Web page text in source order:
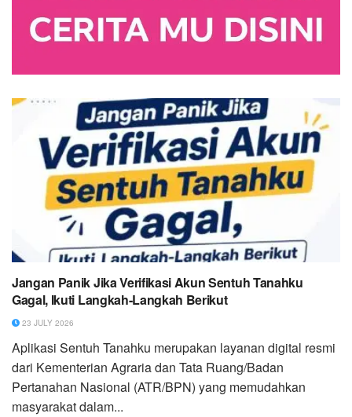
Jangan Panik Jika Verifikasi Akun Sentuh Tanahku
Gagal, Ikuti Langkah-Langkah Berikut
23 JULY 2026
Aplikasi Sentuh Tanahku merupakan layanan digital resmi
dari Kementerian Agraria dan Tata Ruang/Badan
Pertanahan Nasional (ATR/BPN) yang memudahkan
masyarakat dalam...